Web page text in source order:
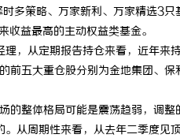
多策略、万家新利、万家精选3
益最高的主动权益类基金。
，从定期报告持仓来看，近年来
前五大重仓股分别为金地集团、
整体格局可能是震荡趋弱，调
。从周期性来看，从去年二季度